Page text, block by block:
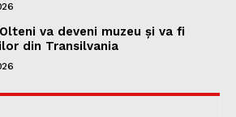
va deveni muzeu şi va fi
din Transilvania